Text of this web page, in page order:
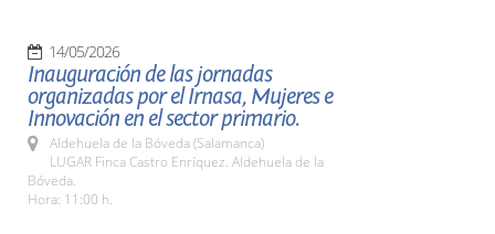
14/05/2026
Inauguración de las jornadas
organizadas por el Irnasa, Mujeres e
Innovación en el sector primario.
Aldehuela de la Bóveda (Salamanca)
LUGAR Finca Castro Enríquez. Aldehuela de la
Bóveda.
Hora: 11:00 h.